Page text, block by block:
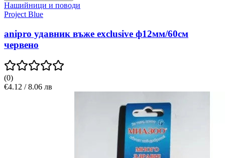
Нашийници и поводи
Project Blue
anipro удавник въже exclusive ф12мм/60см
червено
(0)
€4.12 / 8.06 лв